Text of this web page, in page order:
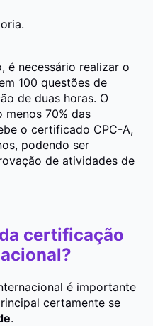
é necessário realizar o
100 questões de
de duas horas. O
70% das
o certificado CPC-A,
podendo ser
de atividades de
certificação
é importante
certamente se
.